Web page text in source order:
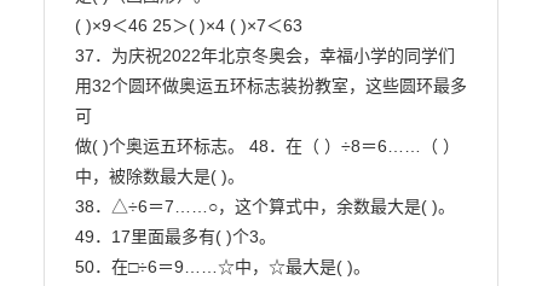
( )×9＜46 25＞( )×4 ( )×7＜63
37．为庆祝2022年北京冬奥会，幸福小学的同学们
用32个圆环做奥运五环标志装扮教室，这些圆环最多
可
做( )个奥运五环标志。 48．在（ ）÷8＝6……（ ）
中，被除数最大是( )。
38．△÷6＝7……○，这个算式中，余数最大是( )。
49．17里面最多有( )个3。
50．在□÷6＝9……☆中，☆最大是( )。